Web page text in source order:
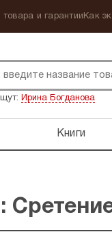
товара и гарантии Как
Ирина Богданова
Книги